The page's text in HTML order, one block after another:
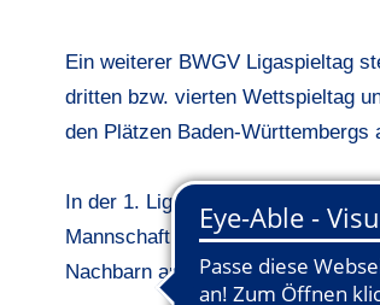
Ein weiterer BWGV Ligaspieltag
dritten bzw. vierten Wettspieltag
den Plätzen Baden-Württembergs
In der 1. Liga Gruppe A führt
Mannschaft des GC
Nachbarn an der Tabellenspitze